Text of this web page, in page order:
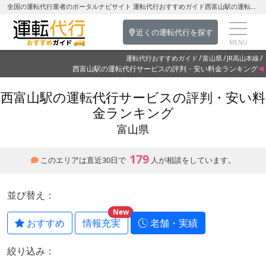
全国の運転代行業者のポータルナビサイト 運転代行おすすめガイド西富山駅の運転代行を探す-富山県の運転代行
近くの運転代行を探す
運転代行おすすめガイド 富山県 JR高山本線
西富山駅の運転代行サービスの評判・安い料金ランキング
西富山駅の運転代行サービスの評判・安い料
金ランキング
富山県
このエリアは直近30日で 179 人が相談をしています。
並び替え：
おすすめ 情報充実
New
老舗・実績
絞り込み：